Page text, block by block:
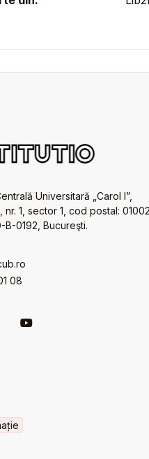
Universitară „Carol I”,
nr. 1, sector 1, cod postal:
B-0192, Bucureşti.
08